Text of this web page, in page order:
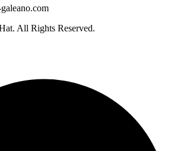
All Rights Reserved.